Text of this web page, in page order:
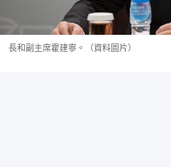
長和副主席霍建寧。（資料圖片）